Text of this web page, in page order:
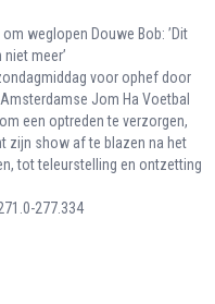
weglopen Douwe Bob: ’Dit
meer’
voor ophef door
Jom Ha Voetbal
een optreden te verzorgen,
zijn show af te blazen na het
tot teleurstelling en ontzetting
277.334